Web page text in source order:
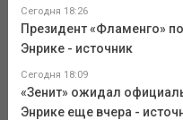
Сегодня 18:26
Президент «Фламенго»
Энрике - источник
Сегодня 18:09
«Зенит» ожидал
Энрике еще вчера -